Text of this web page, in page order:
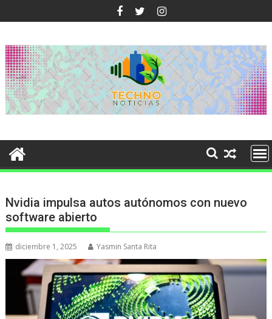
al
Nvidia impulsa autos autónomos con nuevo
software abierto
diciembre 1, 2025 Yasmin Santa Rita